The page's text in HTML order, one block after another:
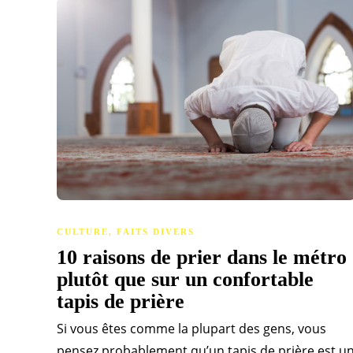
CULTURE, FAITS DIVERS
10 raisons de prier dans le métro
plutôt que sur un confortable
tapis de prière
Si vous êtes comme la plupart des gens, vous